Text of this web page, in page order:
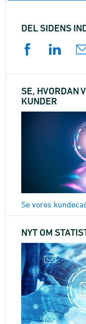
DEL SIDENS
SE, HVORDAN
KUNDER
Se vores
NYT OM